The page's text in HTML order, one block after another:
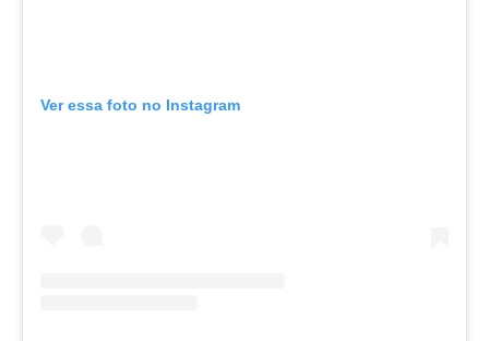
Ver essa foto no Instagram